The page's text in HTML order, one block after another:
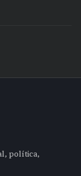
política,